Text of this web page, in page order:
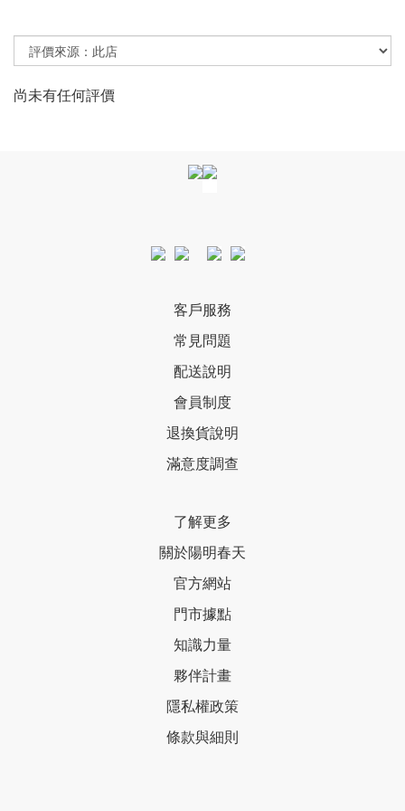
尚未有任何評價
客戶服務
常見問題
配送說明
會員制度
退換貨說明
滿意度調查
了解更多
關於陽明春天
官方網站
門市據點
知識力量
夥伴計畫
隱私權政策
條款與細則